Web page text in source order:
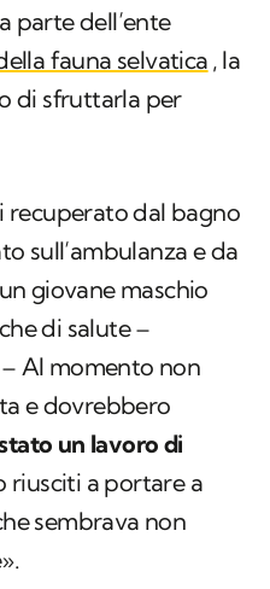
parte dell’ente
fauna selvatica , la
di sfruttarla per
recuperato dal bagno
sull’ambulanza e da
giovane maschio
di salute –
Al momento non
e dovrebbero
un lavoro di
riusciti a portare a
sembrava non